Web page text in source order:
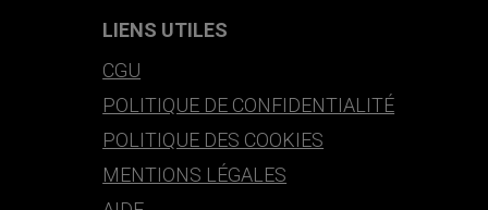
LIENS UTILES
CGU
POLITIQUE DE CONFIDENTIALITÉ
POLITIQUE DES COOKIES
MENTIONS LÉGALES